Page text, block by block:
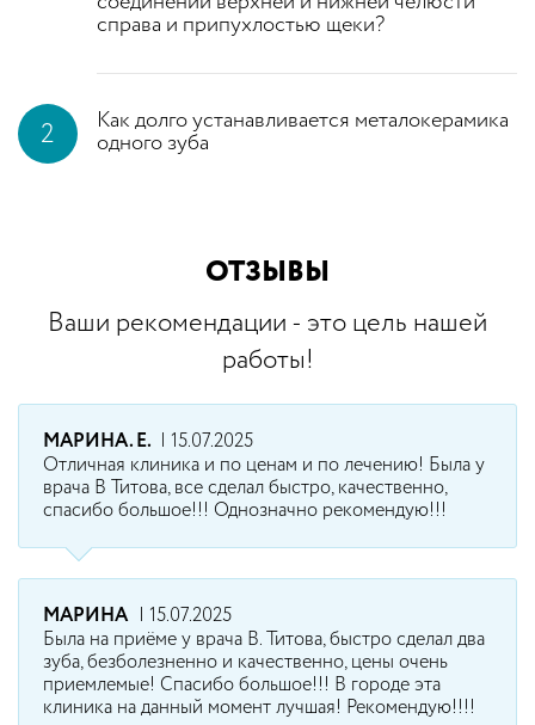
справа и припухлостью щеки?
2
Как долго устанавливается металокерамика
одного зуба
ОТЗЫВЫ
Ваши рекомендации - это цель нашей
работы!
МАРИНА. Е.
| 15.07.2025
Отличная клиника и по ценам и по лечению! Была у
врача В Титова, все сделал быстро, качественно,
спасибо большое!!! Однозначно рекомендую!!!
МАРИНА
| 15.07.2025
Была на приёме у врача В. Титова, быстро сделал два
зуба, безболезненно и качественно, цены очень
приемлемые! Спасибо большое!!! В городе эта
клиника на данный момент лучшая! Рекомендую!!!!